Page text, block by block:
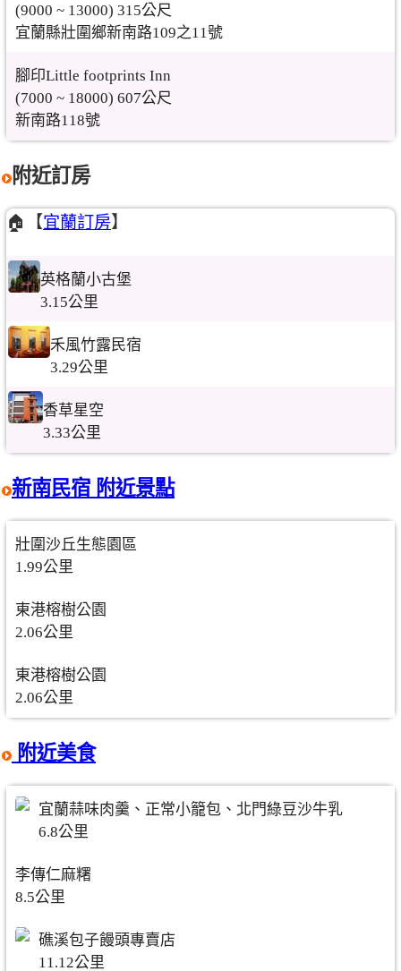
(9000 ~ 13000) 315公尺
宜蘭縣壯圍鄉新南路109之11號
腳印Little footprints Inn
(7000 ~ 18000) 607公尺
新南路118號
附近訂房
🏠【宜蘭訂房】
英格蘭小古堡
3.15公里
禾風竹露民宿
3.29公里
香草星空
3.33公里
新南民宿 附近景點
壯圍沙丘生態園區
1.99公里
東港榕樹公園
2.06公里
東港榕樹公園
2.06公里
附近美食
宜蘭蒜味肉羹、正常小籠包、北門綠豆沙牛乳
6.8公里
李傳仁麻糬
8.5公里
礁溪包子饅頭專賣店
11.12公里